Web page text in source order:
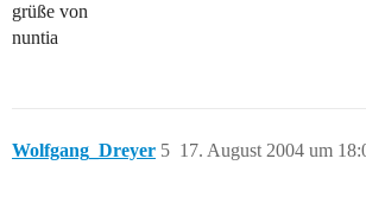
grüße von
nuntia
Wolfgang_Dreyer 17. August 2004 um
5